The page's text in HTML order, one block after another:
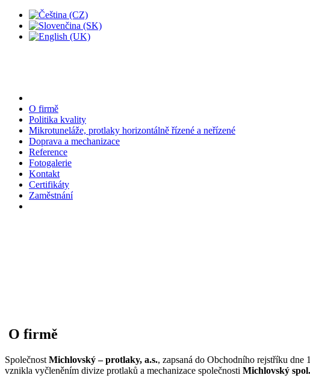
O firmě
Politika kvality
Mikrotuneláže, protlaky horizontálně řízené a neřízené
Doprava a mechanizace
Reference
Fotogalerie
Kontakt
Certifikáty
Zaměstnání
O firmě
Společnost Michlovský – protlaky, a.s., zapsaná do Obchodního rejstříku dne
vznikla vyčleněním divize protlaků a mechanizace společnosti Michlovský